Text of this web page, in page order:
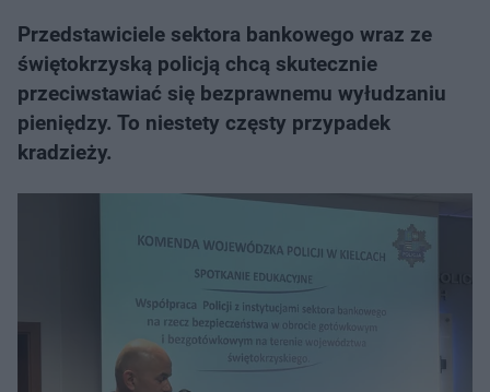
Przedstawiciele sektora bankowego wraz ze
świętokrzyską policją chcą skutecznie
przeciwstawiać się bezprawnemu wyłudzaniu
pieniędzy. To niestety częsty przypadek
kradzieży.